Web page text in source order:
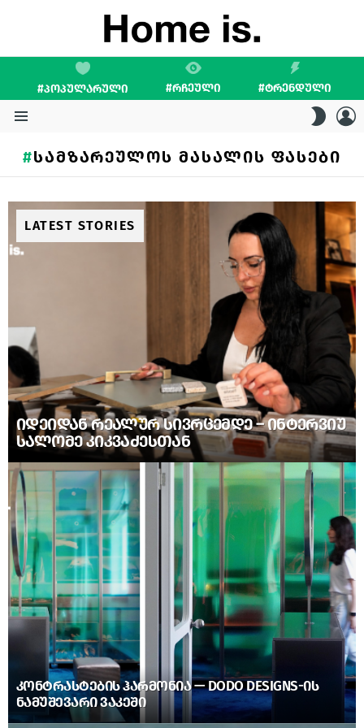
#ᲞᲝᲞᲣᲚᲐᲠᲣᲚᲘ #ᲠᲩᲔᲣᲚᲘ #ᲢᲠᲔᲜᲓᲣᲚᲘ
SKIN
ᲡᲐᲛᲖᲐᲠᲔᲣᲚᲝᲡ ᲛᲐᲡᲐᲚᲘᲡ ᲤᲐᲡᲔᲑᲘ
LATEST STORIES
ᲘᲓᲔᲘᲓᲐᲜ ᲠᲔᲐᲚᲣᲠ ᲡᲘᲕᲠᲪᲔᲛᲓᲔ – ᲘᲜᲢᲔᲠᲕᲘᲣ
ᲡᲐᲚᲝᲛᲔ ᲙᲘᲙᲕᲐᲫᲔᲡᲗᲐᲜ
ᲙᲝᲜᲢᲠᲐᲡᲢᲔᲑᲘᲡ ᲰᲐᲠᲛᲝᲜᲘᲐ — DODO DESIGNS-ᲘᲡ
ᲜᲐᲛᲣᲨᲔᲕᲐᲠᲘ ᲕᲐᲙᲔᲨᲘ